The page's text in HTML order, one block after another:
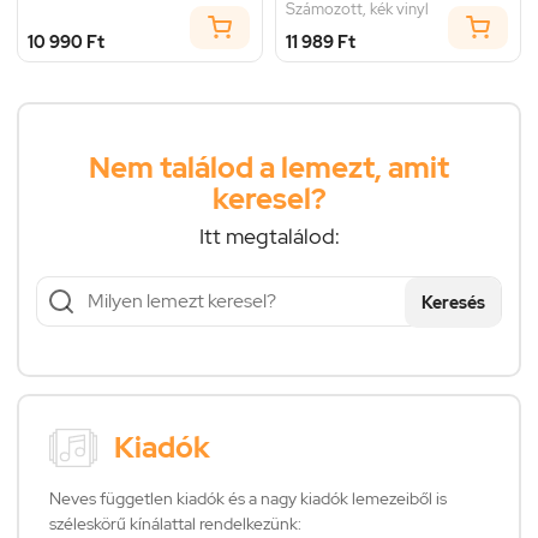
10 990 Ft
Számozott, kék vinyl
11 989 Ft
Nem találod a lemezt, amit
keresel?
Itt megtalálod:
Keresés
Kiadók
Neves független kiadók és a nagy kiadók lemezeiből is
széleskörű kínálattal rendelkezünk: